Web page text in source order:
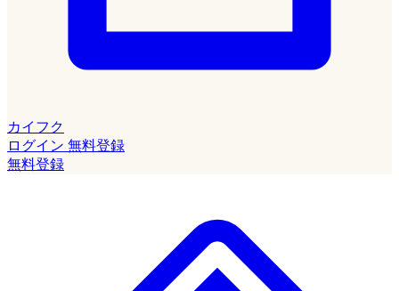
カイフク
ログイン 無料登録
無料登録